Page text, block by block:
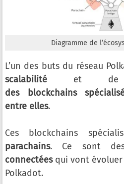
Diagramme de
L’un des buts du réseau
scalabilité et
des blockchains
entre elles.
Ces blockchains
parachains. Ce sont
connectéesqui vont évoluer
Polkadot.